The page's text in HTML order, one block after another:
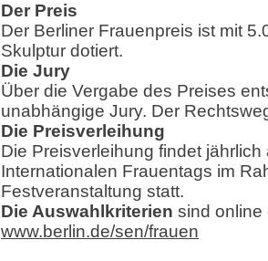
Der Preis
Der Berliner Frauenpreis ist mit
Skulptur dotiert.
Die Jury
Über die Vergabe des Preises
unabhängige Jury. Der
Die Preisverleihung
Die Preisverleihung findet
Internationalen Frauentags im
Festveranstaltung statt.
Die Auswahlkriterien sind online
www.berlin.de/sen/frauen